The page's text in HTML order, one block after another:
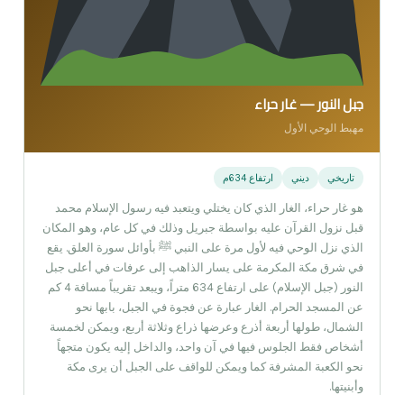
جبل النور — غار حراء
مهبط الوحي الأول
تاريخي ديني ارتفاع 634م
هو غار حراء، الغار الذي كان يختلي ويتعبد فيه رسول الإسلام محمد
قبل نزول القرآن عليه بواسطة جبريل وذلك في كل عام، وهو المكان
الذي نزل الوحي فيه لأول مرة على النبي ﷺ بأوائل سورة العلق. يقع
في شرق مكة المكرمة على يسار الذاهب إلى عرفات في أعلى جبل
النور (جبل الإسلام) على ارتفاع 634 متراً، ويبعد تقريباً مسافة 4 كم
عن المسجد الحرام. الغار عبارة عن فجوة في الجبل، بابها نحو
الشمال، طولها أربعة أذرع وعرضها ذراع وثلاثة أربع، ويمكن لخمسة
أشخاص فقط الجلوس فيها في آن واحد، والداخل إليه يكون متجهاً
نحو الكعبة المشرفة كما ويمكن للواقف على الجبل أن يرى مكة
وأبنيتها.